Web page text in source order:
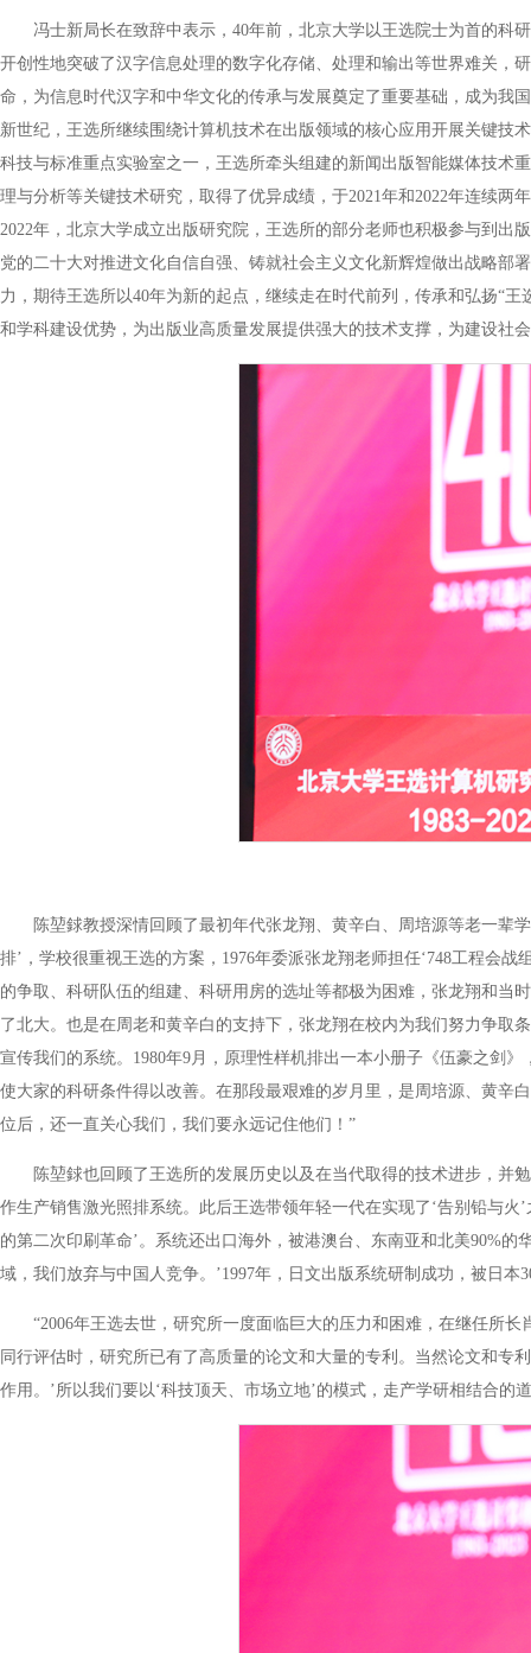
冯士新局长在致辞中表示，40年前，北京大学以王选院士为首的科
开创性地突破了汉字信息处理的数字化存储、处理和输出等世界难关，
命，为信息时代汉字和中华文化的传承与发展奠定了重要基础，成为我
新世纪，王选所继续围绕计算机技术在出版领域的核心应用开展关键技
科技与标准重点实验室之一，王选所牵头组建的新闻出版智能媒体技术
理与分析等关键技术研究，取得了优异成绩，于2021年和2022年连续
2022年，北京大学成立出版研究院，王选所的部分老师也积极参与到
党的二十大对推进文化自信自强、铸就社会主义文化新辉煌做出战略部
力，期待王选所以40年为新的起点，继续走在时代前列，传承和弘扬“
和学科建设优势，为出版业高质量发展提供强大的技术支撑，为建设社
陈堃銶教授深情回顾了最初年代张龙翔、黄辛白、周培源等老一辈
排’，学校很重视王选的方案，1976年委派张龙翔老师担任‘748工程会
的争取、科研队伍的组建、科研用房的选址等都极为困难，张龙翔和当
了北大。也是在周老和黄辛白的支持下，张龙翔在校内为我们努力争取
宣传我们的系统。1980年9月，原理性样机排出一本小册子《伍豪之剑
使大家的科研条件得以改善。在那段最艰难的岁月里，是周培源、黄辛
位后，还一直关心我们，我们要永远记住他们！”
陈堃銶也回顾了王选所的发展历史以及在当代取得的技术进步，并
作生产销售激光照排系统。此后王选带领年轻一代在实现了‘告别铅与
的第二次印刷革命’。系统还出口海外，被港澳台、东南亚和北美90%
域，我们放弃与中国人竞争。’1997年，日文出版系统研制成功，被日
“2006年王选去世，研究所一度面临巨大的压力和困难，在继任所
同行评估时，研究所已有了高质量的论文和大量的专利。当然论文和专
作用。’所以我们要以‘科技顶天、市场立地’的模式，走产学研相结合